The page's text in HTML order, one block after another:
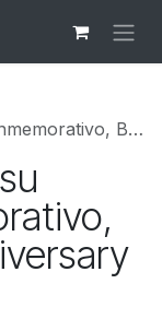
Anniversary Bourbon